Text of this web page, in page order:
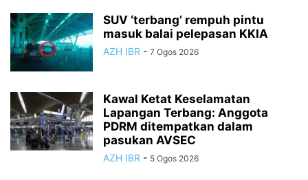
SUV ‘terbang’ rempuh pintu
masuk balai pelepasan KKIA
AZH IBR - 7 Ogos 2026
Kawal Ketat Keselamatan
Lapangan Terbang: Anggota
PDRM ditempatkan dalam
pasukan AVSEC
AZH IBR - 5 Ogos 2026